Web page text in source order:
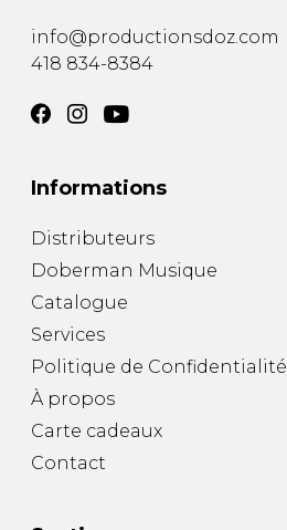
info@productionsdoz.com
418 834-8384
Informations
Distributeurs
Doberman Musique
Catalogue
Services
Politique de Confidentialité
À propos
Carte cadeaux
Contact